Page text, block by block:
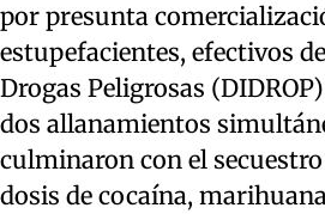
por presunta
estupefacientes, efectivos
Drogas Peligrosas
dos allanamientos
culminaron con el
dosis de cocaína,